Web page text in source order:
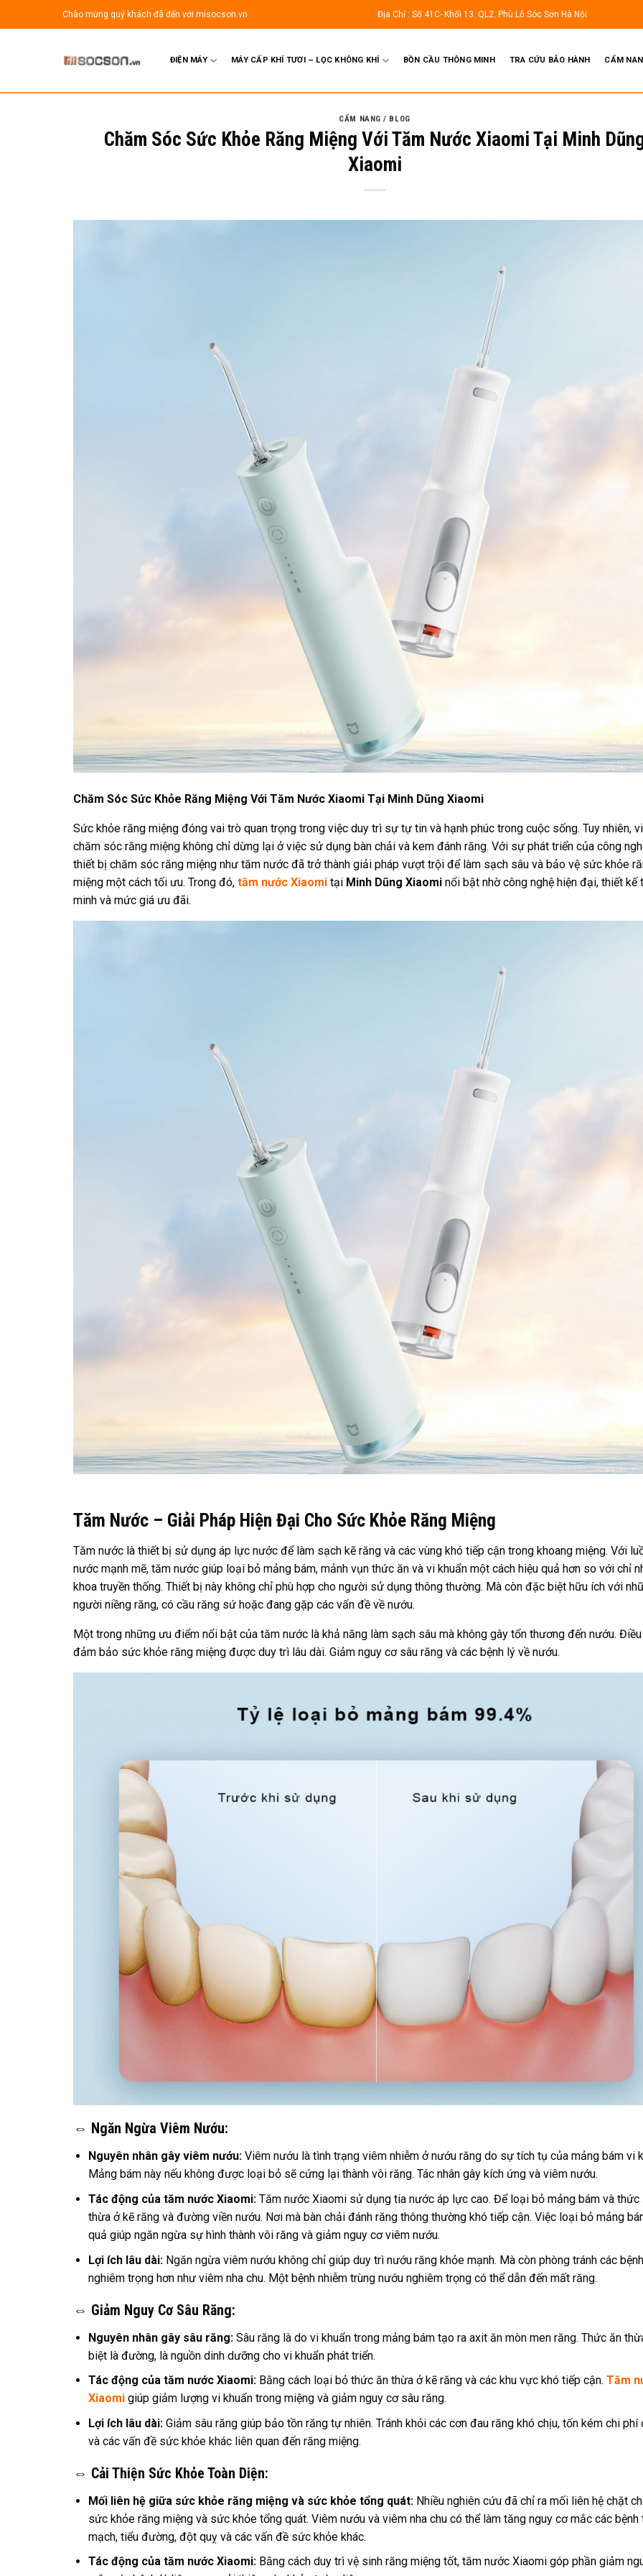
qua
Chào mừng quý khách đã đến với misocson.vn Địa Chỉ : Số 41C- Khối 13. QL2. Phù Lỗ Sóc Sơn Hà Nội
ĐIỆN MÁY MÁY CẤP KHÍ TƯƠI – LỌC KHÔNG KHÍ BỒN CẦU THÔNG MINH TRA CỨU BẢO HÀNH CẨM
CẨM NANG / BLOG
Chăm Sóc Sức Khỏe Răng Miệng Với Tăm Nước Xiaomi Tại Minh
Xiaomi
Chăm Sóc Sức Khỏe Răng Miệng Với Tăm Nước Xiaomi Tại Minh Dũng Xiaomi
Sức khỏe răng miệng đóng vai trò quan trọng trong việc duy trì sự tự tin và hạnh phúc trong cuộc sống. Tuy nhiên,
chăm sóc răng miệng không chỉ dừng lại ở việc sử dụng bàn chải và kem đánh răng. Với sự phát triển của công
thiết bị chăm sóc răng miệng như tăm nước đã trở thành giải pháp vượt trội để làm sạch sâu và bảo vệ sức khỏe
miệng một cách tối ưu. Trong đó, tăm nước Xiaomi tại Minh Dũng Xiaomi nổi bật nhờ công nghệ hiện đại, thiết kế
minh và mức giá ưu đãi.
Tăm Nước – Giải Pháp Hiện Đại Cho Sức Khỏe Răng Miệng
Tăm nước là thiết bị sử dụng áp lực nước để làm sạch kẽ răng và các vùng khó tiếp cận trong khoang miệng. Với
nước mạnh mẽ, tăm nước giúp loại bỏ mảng bám, mảnh vụn thức ăn và vi khuẩn một cách hiệu quả hơn so với chỉ
khoa truyền thống. Thiết bị này không chỉ phù hợp cho người sử dụng thông thường. Mà còn đặc biệt hữu ích với
người niềng răng, có cầu răng sứ hoặc đang gặp các vấn đề về nướu.
Một trong những ưu điểm nổi bật của tăm nước là khả năng làm sạch sâu mà không gây tổn thương đến nướu.
đảm bảo sức khỏe răng miệng được duy trì lâu dài. Giảm nguy cơ sâu răng và các bệnh lý về nướu.
⇔ Ngăn Ngừa Viêm Nướu:
Nguyên nhân gây viêm nướu:Viêm nướu là tình trạng viêm nhiễm ở nướu răng do sự tích tụ của mảng bám vi
Mảng bám này nếu không được loại bỏ sẽ cứng lại thành vôi răng. Tác nhân gây kích ứng và viêm nướu.
Tác động của tăm nước Xiaomi:Tăm nước Xiaomi sử dụng tia nước áp lực cao. Để loại bỏ mảng bám và thức
thừa ở kẽ răng và đường viền nướu. Nơi mà bàn chải đánh răng thông thường khó tiếp cận. Việc loại bỏ mảng
quả giúp ngăn ngừa sự hình thành vôi răng và giảm nguy cơ viêm nướu.
Lợi ích lâu dài:Ngăn ngừa viêm nướu không chỉ giúp duy trì nướu răng khỏe mạnh. Mà còn phòng tránh các
nghiêm trọng hơn như viêm nha chu. Một bệnh nhiễm trùng nướu nghiêm trọng có thể dẫn đến mất răng.
⇔ Giảm Nguy Cơ Sâu Răng:
Nguyên nhân gây sâu răng:Sâu răng là do vi khuẩn trong mảng bám tạo ra axit ăn mòn men răng. Thức ăn
biệt là đường, là nguồn dinh dưỡng cho vi khuẩn phát triển.
Tác động của tăm nước Xiaomi:Bằng cách loại bỏ thức ăn thừa ở kẽ răng và các khu vực khó tiếp cận. Tăm
Xiaomi giúp giảm lượng vi khuẩn trong miệng và giảm nguy cơ sâu răng.
Lợi ích lâu dài:Giảm sâu răng giúp bảo tồn răng tự nhiên. Tránh khỏi các cơn đau răng khó chịu, tốn kém chi phí
và các vấn đề sức khỏe khác liên quan đến răng miệng.
⇔ Cải Thiện Sức Khỏe Toàn Diện:
Mối liên hệ giữa sức khỏe răng miệng và sức khỏe tổng quát:Nhiều nghiên cứu đã chỉ ra mối liên hệ chặt
sức khỏe răng miệng và sức khỏe tổng quát. Viêm nướu và viêm nha chu có thể làm tăng nguy cơ mắc các bệnh
mạch, tiểu đường, đột quỵ và các vấn đề sức khỏe khác.
Tác động của tăm nước Xiaomi:Bằng cách duy trì vệ sinh răng miệng tốt, tăm nước Xiaomi góp phần giảm